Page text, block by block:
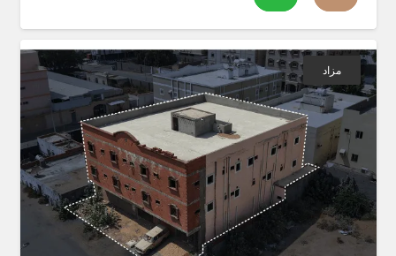
مزاد